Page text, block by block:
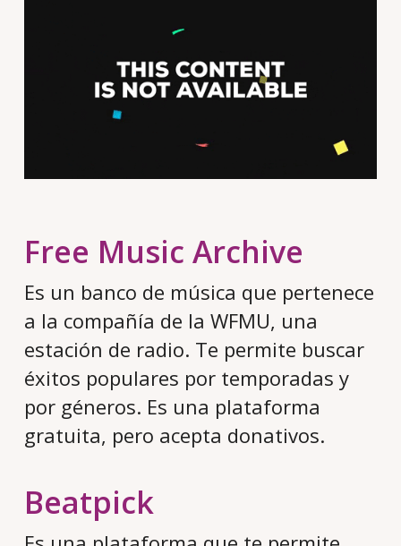
Free Music Archive
Es un banco de música que pertenece
a la compañía de la WFMU, una
estación de radio. Te permite buscar
éxitos populares por temporadas y
por géneros. Es una plataforma
gratuita, pero acepta donativos.
Beatpick